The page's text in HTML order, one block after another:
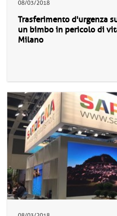
08/03/2018
Trasferimento d'urgenza
un bimbo in pericolo di
Milano